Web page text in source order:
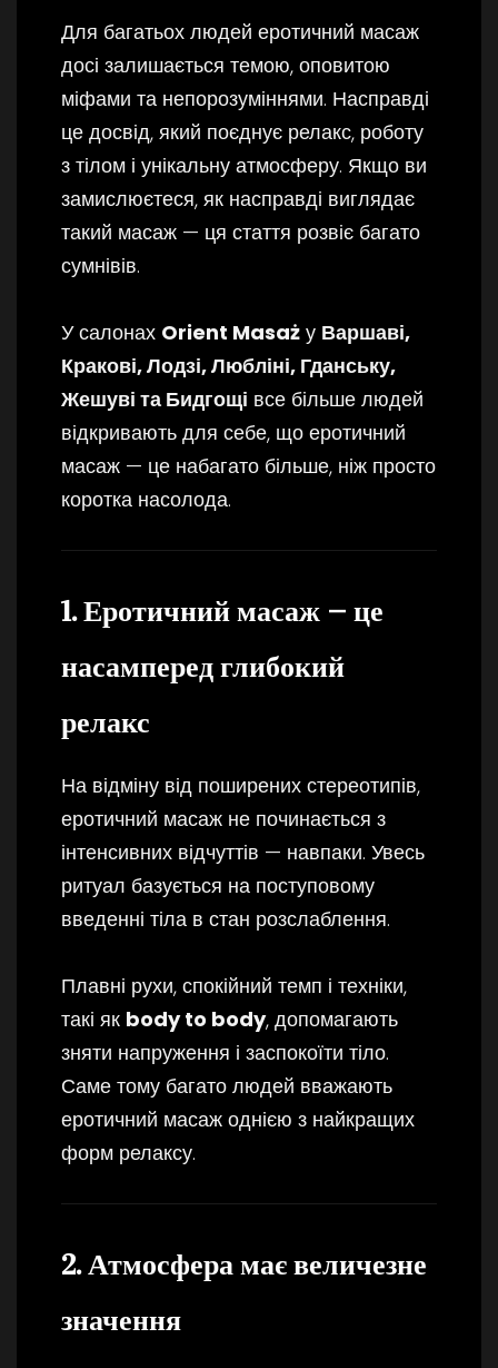
Для багатьох людей еротичний масаж
досі залишається темою, оповитою
міфами та непорозуміннями. Насправді
це досвід, який поєднує релакс, роботу
з тілом і унікальну атмосферу. Якщо ви
замислюєтеся, як насправді виглядає
такий масаж — ця стаття розвіє багато
сумнівів.
У салонах Orient Masaż у Варшаві,
Кракові, Лодзі, Любліні, Гданську,
Жешуві та Бидгощі все більше людей
відкривають для себе, що еротичний
масаж — це набагато більше, ніж просто
коротка насолода.
1. Еротичний масаж — це
насамперед глибокий
релакс
На відміну від поширених стереотипів,
еротичний масаж не починається з
інтенсивних відчуттів — навпаки. Увесь
ритуал базується на поступовому
введенні тіла в стан розслаблення.
Плавні рухи, спокійний темп і техніки,
такі як body to body, допомагають
зняти напруження і заспокоїти тіло.
Саме тому багато людей вважають
еротичний масаж однією з найкращих
форм релаксу.
2. Атмосфера має величезне
значення